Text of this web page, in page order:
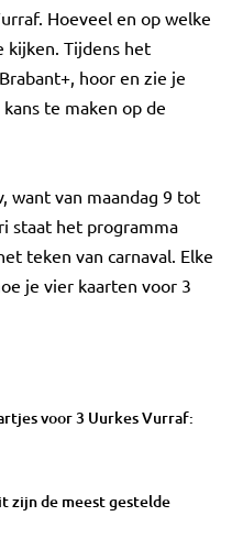
Hoeveel en op welke
kijken. Tijdens het
hoor en zie je
te maken op de
want van maandag 9 tot
staat het programma
teken van carnaval. Elke
je vier kaarten voor 3
voor 3 Uurkes Vurraf:
zijn de meest gestelde